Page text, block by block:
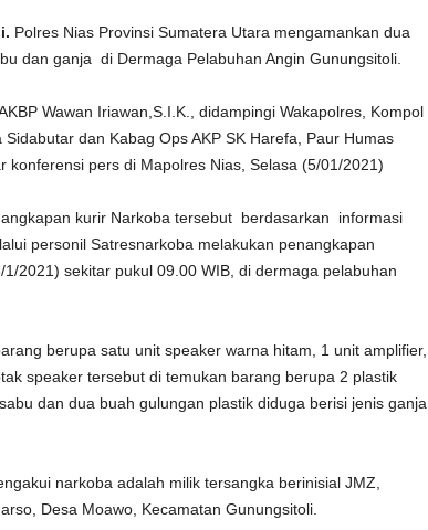
Polres Nias Provinsi Sumatera Utara mengamankan dua
dan ganja di Dermaga Pelabuhan Angin Gunungsitoli.
Wawan Iriawan,S.I.K., didampingi Wakapolres, Kompol
dan Kabag Ops AKP SK Harefa, Paur Humas
konferensi pers di Mapolres Nias, Selasa (5/01/2021)
kurir Narkoba tersebut berdasarkan informasi
personil Satresnarkoba melakukan penangkapan
2021) sekitar pukul 09.00 WIB, di dermaga pelabuhan
berupa satu unit speaker warna hitam, 1 unit amplifier,
speaker tersebut di temukan barang berupa 2 plastik
dan dua buah gulungan plastik diduga berisi jenis ganja
narkoba adalah milik tersangka berinisial JMZ,
Desa Moawo, Kecamatan Gunungsitoli.